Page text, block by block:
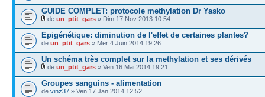
GUIDE COMPLET: protocole methylation Dr Yasko
de un_ptit_gars » Dim 17 Nov 2013 10:54
Epigénétique: diminution de l'effet de certaines plantes?
de un_ptit_gars » Mer 4 Juin 2014 19:26
Un schéma très complet sur la methylation et ses dérivés
de un_ptit_gars » Ven 16 Mai 2014 19:21
Groupes sanguins - alimentation
de vinz37 » Ven 17 Jan 2014 12:52